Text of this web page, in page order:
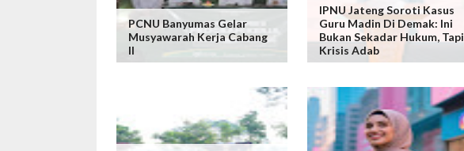
PCNU Banyumas Gelar
Musyawarah Kerja Cabang
II
IPNU Jateng Soroti Kasus
Guru Madin Di Demak: Ini
Bukan Sekadar Hukum, Tapi
Krisis Adab